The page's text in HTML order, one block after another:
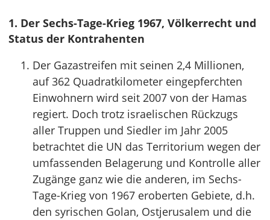
1. Der Sechs-Tage-Krieg 1967, Völkerrecht und
Status der Kontrahenten
Der Gazastreifen mit seinen 2,4 Millionen,
auf 362 Quadratkilometer eingepferchten
Einwohnern wird seit 2007 von der Hamas
regiert. Doch trotz israelischen Rückzugs
aller Truppen und Siedler im Jahr 2005
betrachtet die UN das Territorium wegen der
umfassenden Belagerung und Kontrolle aller
Zugänge ganz wie die anderen, im Sechs-
Tage-Krieg von 1967 eroberten Gebiete, d.h.
den syrischen Golan, Ostjerusalem und die